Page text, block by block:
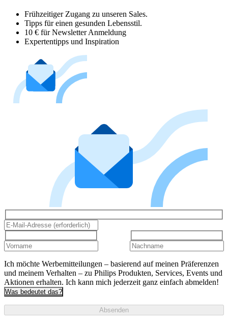
Frühzeitiger Zugang zu unseren Sales.
Tipps für einen gesunden Lebensstil.
10 € für Newsletter Anmeldung
Expertentipps und Inspiration
Ich möchte Werbemitteilungen – basierend auf meinen Präferenzen
und meinem Verhalten – zu Philips Produkten, Services, Events und
Aktionen erhalten. Ich kann mich jederzeit ganz einfach abmelden!
Was bedeutet das?
Absenden